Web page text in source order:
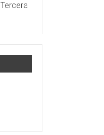
Tercera